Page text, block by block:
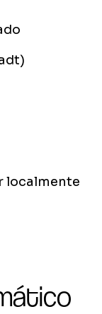
localmente